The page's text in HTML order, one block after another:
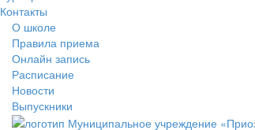
Контакты
О школе
Правила приема
Онлайн запись
Расписание
Новости
Выпускники